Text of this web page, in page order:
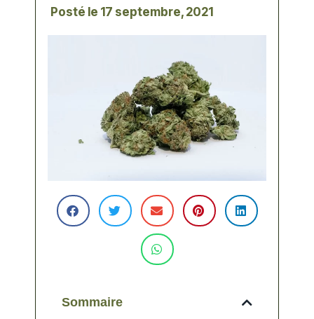
Posté le 17 septembre, 2021
Sommaire